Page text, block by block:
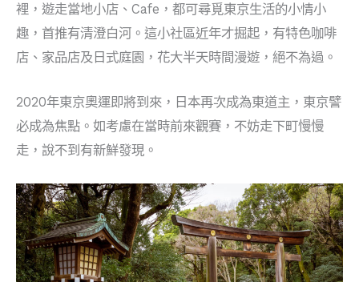
裡，遊走當地小店、Cafe，都可尋覓東京生活的小情小
趣，首推有清澄白河。這小社區近年才掘起，有特色咖啡
店、家品店及日式庭園，花大半天時間漫遊，絕不為過。
2020年東京奧運即將到來，日本再次成為東道主，東京譬
必成為焦點。如考慮在當時前來觀賽，不妨走下町慢慢
走，說不到有新鮮發現。